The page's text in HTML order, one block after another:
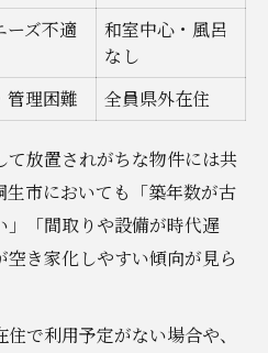
ーズ不適
和室中心・風呂
なし
管理困難 全員県外在住
放置されがちな物件には共
市においても「築年数が古
」「間取りや設備が時代遅
き家化しやすい傾向が見ら
で利用予定がない場合や、